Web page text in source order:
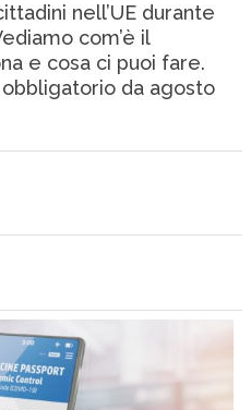
nell’UE durante
com’è il
e cosa ci puoi fare.
da agosto